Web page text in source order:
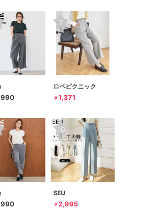
ロペピクニック
￥1,371
SEU
￥2,995